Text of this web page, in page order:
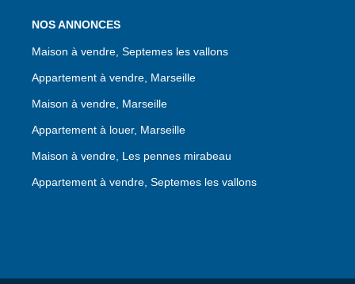
NOS ANNONCES
Maison à vendre, Septemes les vallons
Appartement à vendre, Marseille
Maison à vendre, Marseille
Appartement à louer, Marseille
Maison à vendre, Les pennes mirabeau
Appartement à vendre, Septemes les vallons